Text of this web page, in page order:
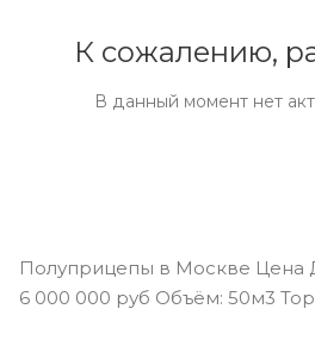
К сожалению,
В данный момент нет
Полуприцепы в Москве Цена
6 000 000 руб Объём: 50м3